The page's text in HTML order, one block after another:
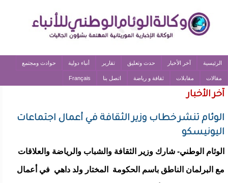
الرئيسية آخر الأخبار حدث وتعليق تقارير أنباء دولية حوادث ومجتمع
مقالات مقابلات ثقافة و رياضة اتصل بنا Français
آخر الأخبار
الوئام تنشر خطاب وزير الثقافة في أعمال اجتماعات
اليونيسكو
الوئام الوطني- شارك وزير الثقافة والشباب والرياضة والعلاقات
مع البرلمان الناطق باسم الحكومة المختار ولد داهي في أعمال